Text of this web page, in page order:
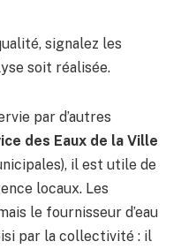
signalez les
soit réalisée.
par d’autres
des Eaux de la Ville
il est utile de
locaux. Les
le fournisseur d’eau
par la collectivité : il